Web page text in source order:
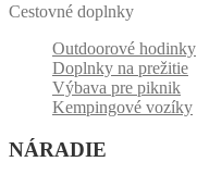
Cestovné doplnky
Outdoorové hodinky
Doplnky na prežitie
Výbava pre piknik
Kempingové vozíky
NÁRADIE